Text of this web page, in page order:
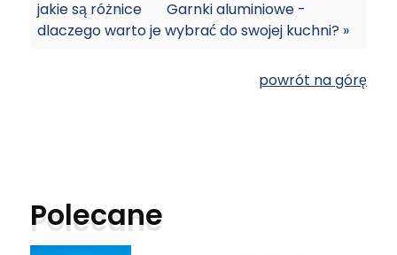
jakie są różnice
Garnki aluminiowe -
dlaczego warto je wybrać do swojej kuchni? »
powrót na górę
Polecane